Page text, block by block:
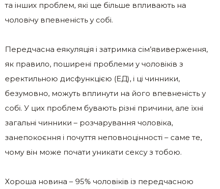
та інших проблем, які ще більше впливають на
чоловічу впевненість у собі.
Передчасна еякуляція і затримка сім’явиверження,
як правило, поширені проблеми у чоловіків з
еректильною дисфункцією (ЕД), і ці чинники,
безумовно, можуть вплинути на його впевненість у
собі. У цих проблем бувають різні причини, але їхні
загальні чинники – розчарування чоловіка,
занепокоєння і почуття неповноцінності – саме те,
чому він може почати уникати сексу з тобою.
Хороша новина – 95% чоловіків із передчасною